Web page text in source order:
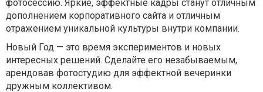
фотосессию. Яркие, эффектные кадры станут отличным
дополнением корпоративного сайта и отличным
отражением уникальной культуры внутри компании.
Новый Год — это время экспериментов и новых
интересных решений. Сделайте его незабываемым,
арендовав фотостудию для эффектной вечеринки
дружным коллективом.